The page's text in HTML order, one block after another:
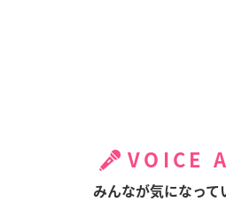
VOICE
みんなが気になって